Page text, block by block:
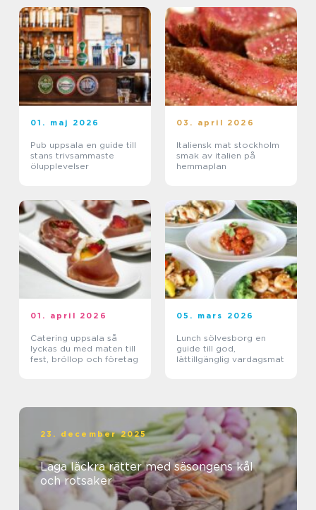
01. maj 2026
Pub uppsala en guide till
stans trivsammaste
ölupplevelser
03. april 2026
Italiensk mat stockholm
smak av italien på
hemmaplan
01. april 2026
Catering uppsala så
lyckas du med maten till
fest, bröllop och företag
05. mars 2026
Lunch sölvesborg en
guide till god,
lättillgänglig vardagsmat
23. december 2025
Laga läckra rätter med säsongens kål
och rotsaker